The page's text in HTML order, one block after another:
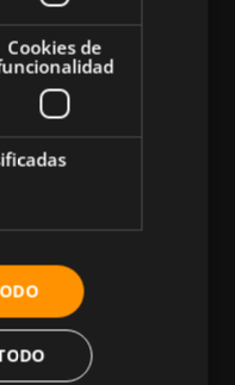
Cookies de